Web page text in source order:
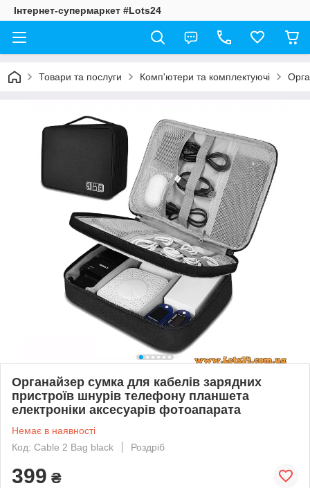
Інтернет-супермаркет #Lots24
Товари та послуги Комп'ютери та комплектуючі
Органайзер сумка для кабелів зарядних
пристроїв шнурів телефону планшета
електроніки аксесуарів фотоапарата
Немає в наявності
Код: Cable 2 Bag black
Роздріб
399 ₴